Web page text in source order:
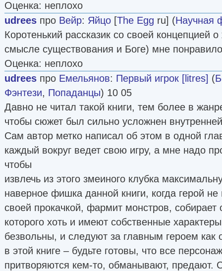
Оценка: неплохо
udrees про Вейр: Яйцо [The Egg ru] (Научная
Коротенький рассказик со своей концепцией
смысле существования и Боге) мне
Оценка: неплохо
udrees про Емельянов: Первый игрок [litres] (
Фэнтези, Попаданцы) 10 05
Давно не читал такой книги, тем более в
чтобы сюжет был сильно усложнен
Сам автор метко написал об этом в одной
каждый вокруг ведет свою игру, а мне надо
чтобы
извлечь из этого змеиного клубка
наверное фишка данной книги, когда герой не
своей прокачкой, фармит монстров, собирает
которого хоть и имеют собственные
безвольны, и следуют за главным героем как
в этой книге – будьте готовы, что все
притворяются кем-то, обманывают, предают.